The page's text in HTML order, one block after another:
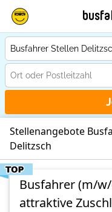
Stellenangebote
Delitzsch
Busfahrer (m/
attraktive